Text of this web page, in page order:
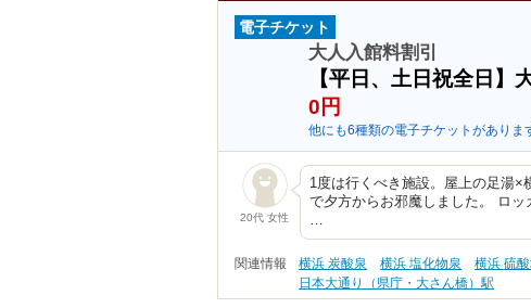
電子チケット
大人入館料割引
【平日、土日祝全日】
0円
他にも6種類の電子チケットがありま
20代 女性
1度は行くべき施設。屋上の足湯×
で夕方からお邪魔しました。 ロッ
…
関連情報 横浜 炭酸泉 横浜 塩化物泉 横浜 硫
日本大通り（県庁・大さん橋）駅